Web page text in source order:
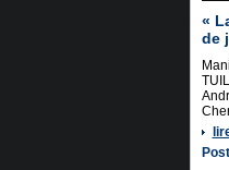
«
de